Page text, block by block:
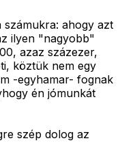
ahogy azt
ilyen "nagyobb"
azaz százezer,
köztük nem egy
-egyhamar- fognak
én jómunkát
szép dolog az